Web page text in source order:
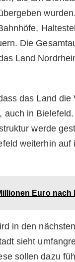
Die
Land
das Land
auch in
werde
weiterhin auf
Euro nach
in den
sieht
sollen dazu